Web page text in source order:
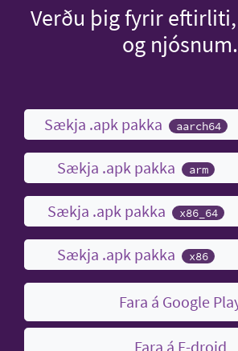
Verðu þig fyrir
og njósnum.
Sækja .apk pakka aarch64
Sækja .apk pakka arm
Sækja .apk pakka x86_64
Sækja .apk pakka x86
Fara á Google
Fara á F-droid